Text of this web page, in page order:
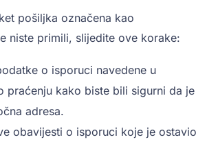
pošiljka označena kao
niste primili, slijedite ove korake:
o isporuci navedene u
praćenju kako biste bili sigurni da je
adresa.
obavijesti o isporuci koje je ostavio